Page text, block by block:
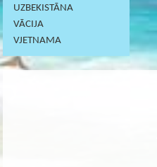
UZBEKISTĀNA
VĀCIJA
VJETNAMA